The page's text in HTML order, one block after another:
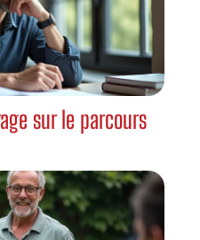
sur le parcours